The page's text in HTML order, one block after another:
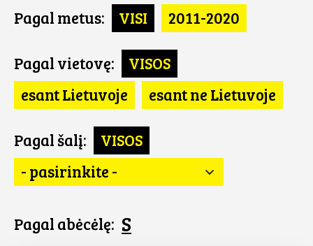
Pagal metus: VISI 2011-2020
Pagal vietovę:
VISOS
esant Lietuvoje
esant ne Lietuvoje
Pagal šalį:
VISOS
- pasirinkite -
Pagal abėcėlę: S